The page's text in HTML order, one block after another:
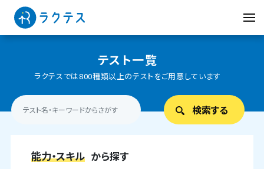
テスト一覧
ラクテスでは800種類以上のテストをご用意しています
能力・スキル から探す